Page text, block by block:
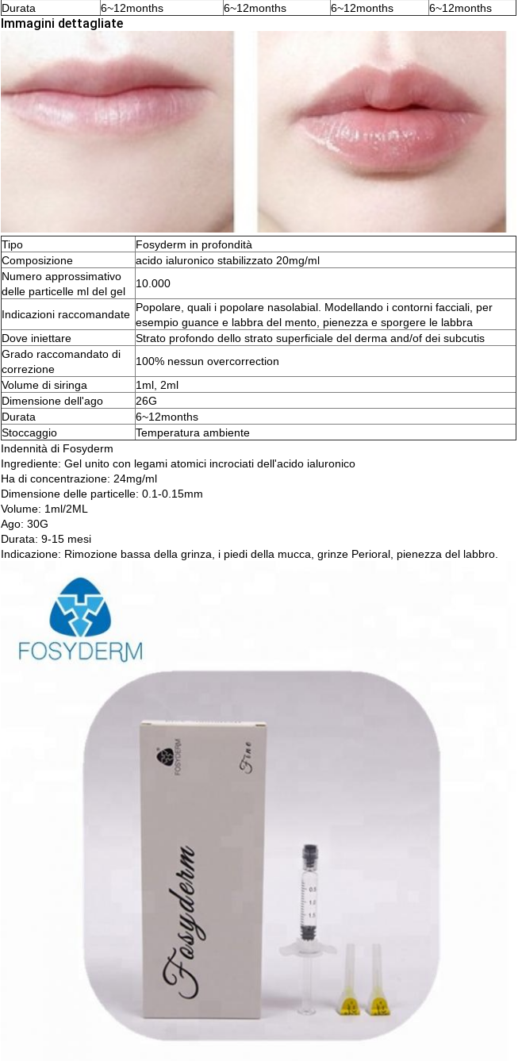
Durata
6~12months 6~12months 6~12months 6~12months
Immagini dettagliate
Tipo
Fosyderm in profondità
Composizione
acido ialuronico stabilizzato 20mg/ml
Numero approssimativo
delle particelle ml del gel
10.000
Indicazioni raccomandate
Popolare, quali i popolare nasolabial. Modellando i contorni facciali, per
esempio guance e labbra del mento, pienezza e sporgere le labbra
Dove iniettare
Strato profondo dello strato superficiale del derma and/of dei subcutis
Grado raccomandato di
correzione
100% nessun overcorrection
Volume di siringa
1ml, 2ml
Dimensione dell'ago
26G
Durata
6~12months
Stoccaggio
Temperatura ambiente
Indennità di Fosyderm
Ingrediente: Gel unito con legami atomici incrociati dell'acido ialuronico
Ha di concentrazione: 24mg/ml
Dimensione delle particelle: 0.1-0.15mm
Volume: 1ml/2ML
Ago: 30G
Durata: 9-15 mesi
Indicazione: Rimozione bassa della grinza, i piedi della mucca, grinze Perioral, pienezza del labbro.